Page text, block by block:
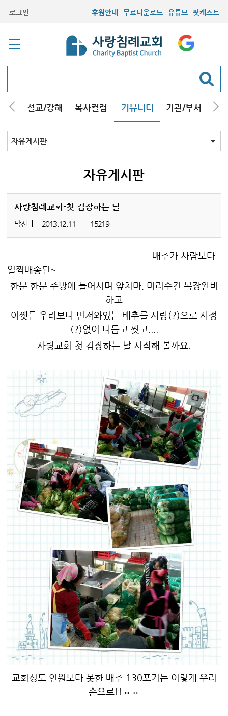
로그인 후원안내 무료다운로드 유튜브 팟캐스트
내 설교/강해 목사컬럼 커뮤니티 기관/부서 선
최근등록자료
자유게시판
자유게시판
사랑침례교회-첫 김장하는 날
박진 2013.12.11 15219
배추가 사람보다
일찍배송된~
한분 한분 주방에 들어서며 앞치마, 머리수건 복장완비
하고
어쨋든 우리보다 먼저와있는 배추를 사랑(?)으로 사정
(?)없이 다듬고 씻고....
사랑교회 첫 김장하는 날 시작해 볼까요.
교회성도 인원보다 못한 배추 130포기는 이렇게 우리
손으로!!ㅎㅎ